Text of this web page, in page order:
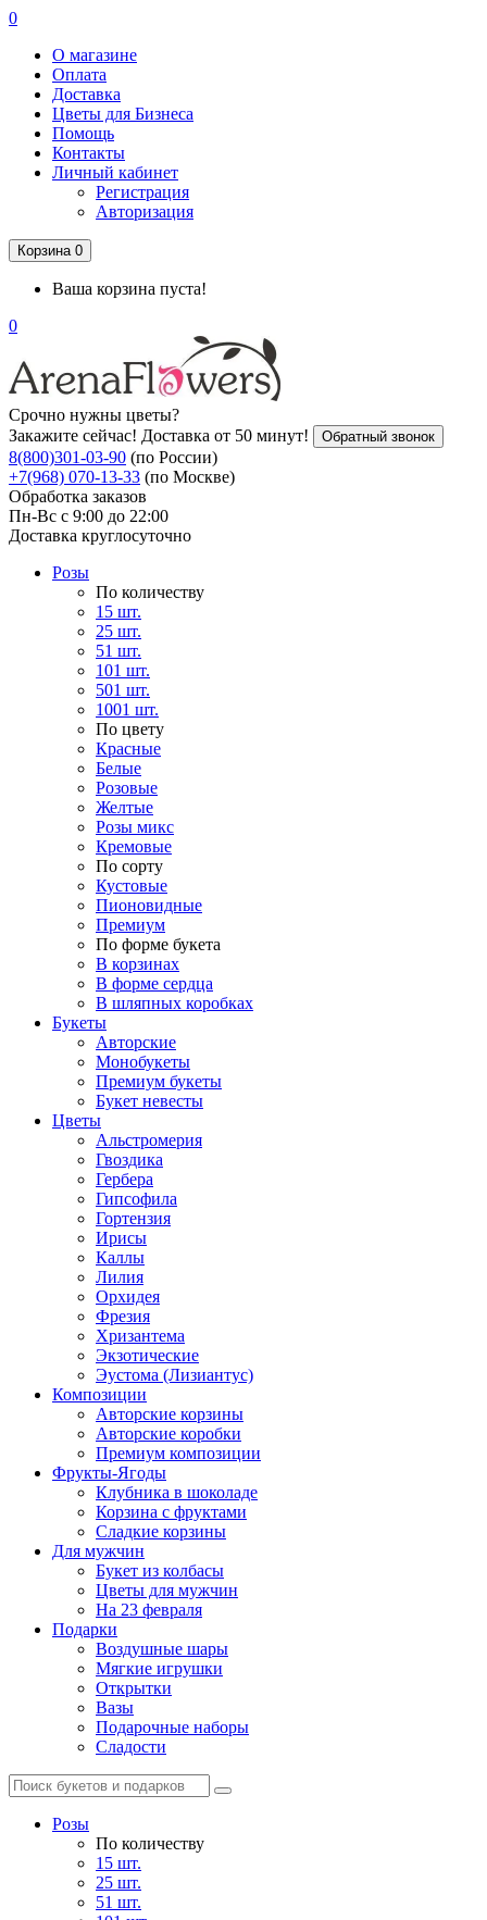
0
О магазине
Оплата
Доставка
Цветы для Бизнеса
Помощь
Контакты
Личный кабинет
Регистрация
Авторизация
Корзина 0
Ваша корзина пуста!
0
Срочно нужны цветы?
Закажите сейчас! Доставка от 50 минут!
Обратный звонок
8(800)301-03-90 (по России)
+7(968) 070-13-33 (по Москве)
Обработка заказов
Пн-Вс с 9:00 до 22:00
Доставка круглосуточно
Розы
По количеству
15 шт.
25 шт.
51 шт.
101 шт.
501 шт.
1001 шт.
По цвету
Красные
Белые
Розовые
Желтые
Розы микс
Кремовые
По сорту
Кустовые
Пионовидные
Премиум
По форме букета
В корзинах
В форме сердца
В шляпных коробках
Букеты
Авторские
Монобукеты
Премиум букеты
Букет невесты
Цветы
Альстромерия
Гвоздика
Гербера
Гипсофила
Гортензия
Ирисы
Каллы
Лилия
Орхидея
Фрезия
Хризантема
Экзотические
Эустома (Лизиантус)
Композиции
Авторские корзины
Авторские коробки
Премиум композиции
Фрукты-Ягоды
Клубника в шоколаде
Корзина с фруктами
Сладкие корзины
Для мужчин
Букет из колбасы
Цветы для мужчин
На 23 февраля
Подарки
Воздушные шары
Мягкие игрушки
Открытки
Вазы
Подарочные наборы
Сладости
Розы
По количеству
15 шт.
25 шт.
51 шт.